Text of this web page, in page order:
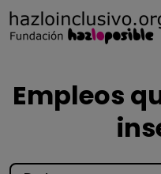
Empleos